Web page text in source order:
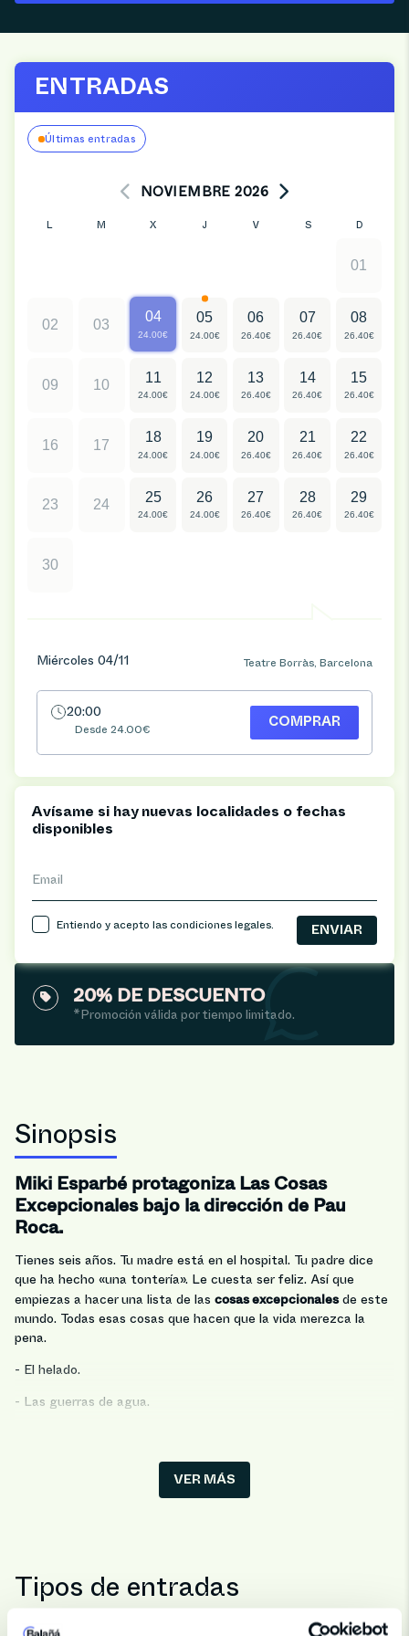
20% DE DESCUENTO
*Promoción válida por tiempo limitado.
Sinopsis
Miki Esparbé protagoniza Las Cosas
Excepcionales bajo la dirección de Pau
Roca.
Tienes seis años. Tu madre está en el hospital. Tu padre dice
que ha hecho «una tontería». Le cuesta ser feliz. Así que
empiezas a hacer una lista de las cosas excepcionalesde este
mundo. Todas esas cosas que hacen que la vida merezca la
pena.
- El helado.
- Las guerras de agua.
- La gente cuando tropieza.
corregido la ortografía. La lista no tarda en cobrar vida propia.
VER MÁS
Tipos de entradas
ENTRADAS
Últimas entradas
NOVIEMBRE 2026
L M X J V S D
01
02 03
04
24.00€
05
24.00€
06
26.40€
07
26.40€
08
26.40€
09 10 11
24.00€
12
24.00€
13
26.40€
14
26.40€
15
26.40€
16 17 18
24.00€
19
24.00€
20
26.40€
21
26.40€
22
26.40€
23 24 25
24.00€
26
24.00€
27
26.40€
28
26.40€
29
26.40€
30
Miércoles 04/11 Teatre Borràs, Barcelona
20:00
Desde 24.00€
COMPRAR
Avísame si hay nuevas localidades o fechas
disponibles
Email
Entiendo y acepto lascondiciones legales